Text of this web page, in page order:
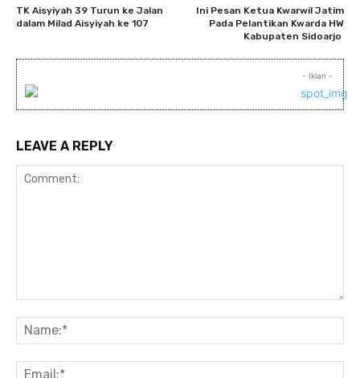
TK Aisyiyah 39 Turun ke Jalan
dalam Milad Aisyiyah ke 107
Ini Pesan Ketua Kwarwil Jatim
Pada Pelantikan Kwarda HW
Kabupaten Sidoarjo
- Iklan -
LEAVE A REPLY